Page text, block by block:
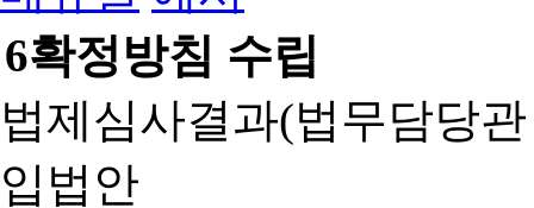
6확정방침 수립
법제심사결과(법무담당
입법안